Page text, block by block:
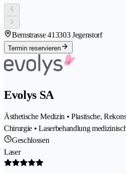
Bernstrasse 413303 Jegenstorf
Termin reservieren
Evolys SA
Ästhetische Medizin • Plastische,
Chirurgie • Laserbehandlung
Geschlossen
Laser